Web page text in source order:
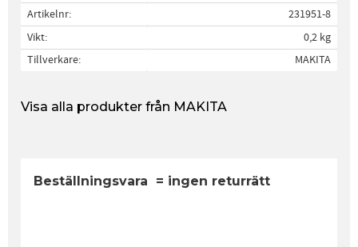
Artikelnr
231951-8
Vikt
0,2 kg
Tillverkare
MAKITA
Visa alla produkter från MAKITA
Beställningsvara = ingen returrätt